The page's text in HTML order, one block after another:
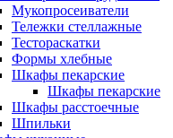
Мукопросеиватели
Тележки стеллажные
Тестораскатки
Формы хлебные
Шкафы пекарские
Шкафы пекарские
Шкафы расстоечные
Шпильки